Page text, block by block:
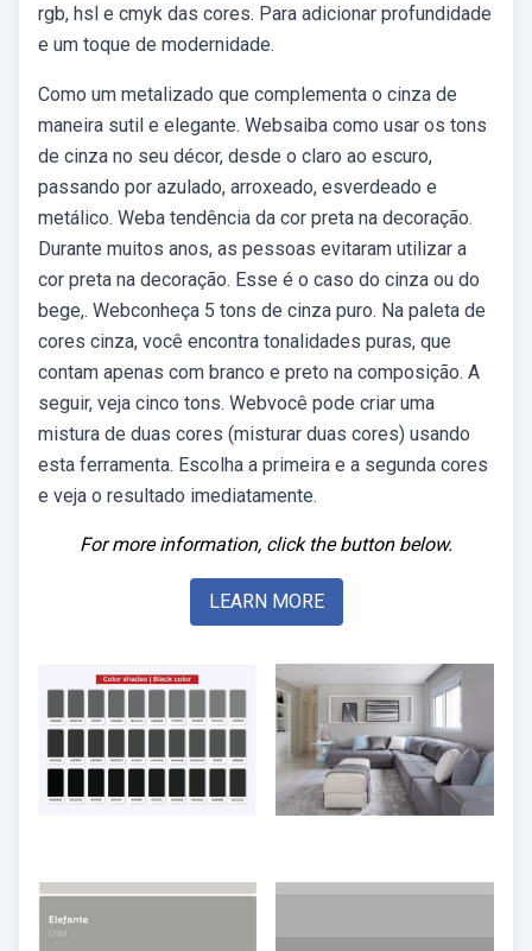
rgb, hsl e cmyk das cores. Para adicionar profundidade
e um toque de modernidade.
Como um metalizado que complementa o cinza de
maneira sutil e elegante. Websaiba como usar os tons
de cinza no seu décor, desde o claro ao escuro,
passando por azulado, arroxeado, esverdeado e
metálico. Weba tendência da cor preta na decoração.
Durante muitos anos, as pessoas evitaram utilizar a
cor preta na decoração. Esse é o caso do cinza ou do
bege,. Webconheça 5 tons de cinza puro. Na paleta de
cores cinza, você encontra tonalidades puras, que
contam apenas com branco e preto na composição. A
seguir, veja cinco tons. Webvocê pode criar uma
mistura de duas cores (misturar duas cores) usando
esta ferramenta. Escolha a primeira e a segunda cores
e veja o resultado imediatamente.
For more information, click the button below.
LEARN MORE